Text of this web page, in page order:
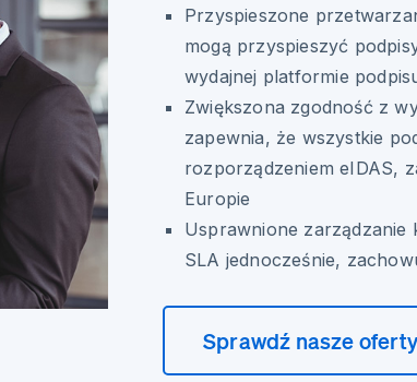
Przyspieszone
mogą przyspieszyć
wydajnej platformie
Zwiększona zgodność z
zapewnia, że wszystkie
rozporządzeniem eIDAS,
Europie
Usprawnione zarządzanie
SLA jednocześnie,
Sprawdź nasze oferty